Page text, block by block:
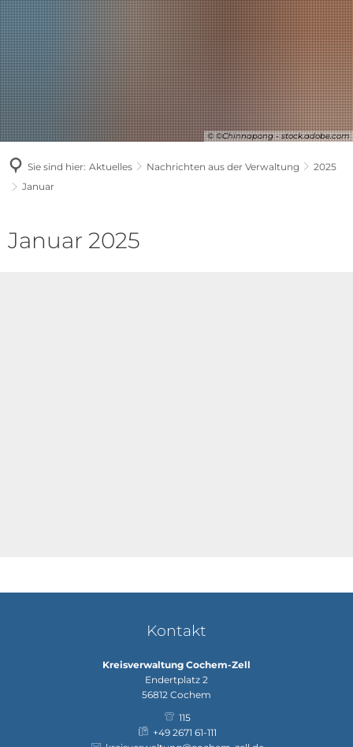
© ©Chinnapong - stock.adobe.com
Sie sind hier: Aktuelles Nachrichten aus der Verwaltung
2025
Januar
Januar
Januar 2025
Kontakt
Kreisverwaltung Cochem-Zell
Endertplatz 2
56812 Cochem
115
+49 2671 61-111